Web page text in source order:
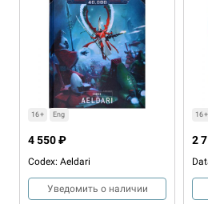
16+ Eng
Codex: Aeldari
4 550 ₽
Уведомить о наличии
16+
2